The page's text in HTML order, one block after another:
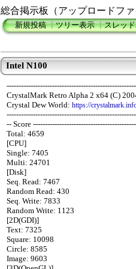
総合掲示板（アップロードフ
新規投稿┃ツリー表示┃スレッ
Intel N100
CrystalMark Retro Alpha 2 x64 (C)
Crystal Dew World: https://
-- Score
Total: 4659
[CPU]
Single: 7405
Multi: 24701
[Disk]
Seq. Read: 7467
Random Read: 430
Seq. Write: 7833
Random Write: 1123
[2D(GDI)]
Text: 7325
Square: 10098
Circle: 8585
Image: 9603